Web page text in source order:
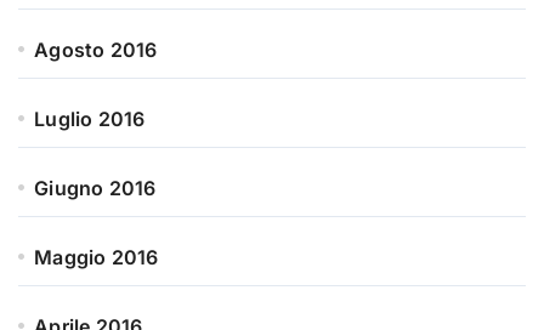
Agosto 2016
Luglio 2016
Giugno 2016
Maggio 2016